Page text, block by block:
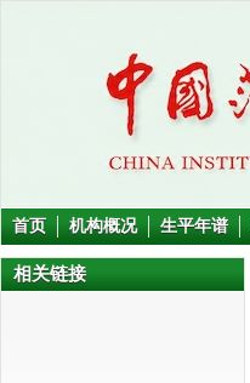
首页 机构概况 生平年谱
相关链接